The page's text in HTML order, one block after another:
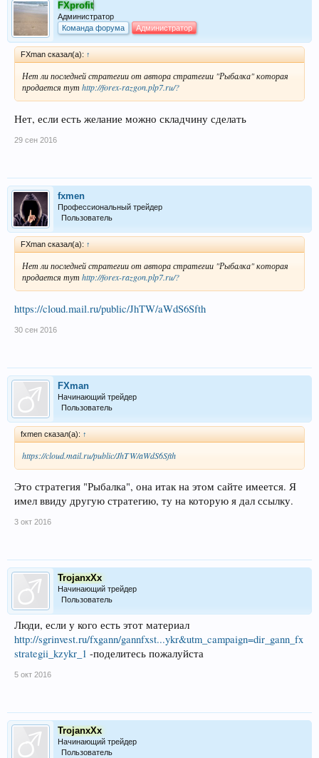
FXprofit
Администратор
Команда форума
Администратор
FXman сказал(а): ↑
Нет ли последней стратегии от автора стратегии "Рыбалка" которая
продается тут http://forex-razgon.plp7.ru/?
Нет, если есть желание можно складчину сделать
29 сен 2016
fxmen
Профессиональный трейдер
Пользователь
FXman сказал(а): ↑
Нет ли последней стратегии от автора стратегии "Рыбалка" которая
продается тут http://forex-razgon.plp7.ru/?
https://cloud.mail.ru/public/JhTW/aWdS6Sfth
30 сен 2016
FXman
Начинающий трейдер
Пользователь
fxmen сказал(а): ↑
https://cloud.mail.ru/public/JhTW/aWdS6Sfth
Это стратегия "Рыбалка", она итак на этом сайте имеется. Я
имел ввиду другую стратегию, ту на которую я дал ссылку.
3 окт 2016
TrojanxXx
Начинающий трейдер
Пользователь
Люди, если у кого есть этот материал
http://sgrinvest.ru/fxgann/gannfxst...ykr&utm_campaign=dir_gann_fx
strategii_kzykr_1 -поделитесь пожалуйста
5 окт 2016
TrojanxXx
Начинающий трейдер
Пользователь